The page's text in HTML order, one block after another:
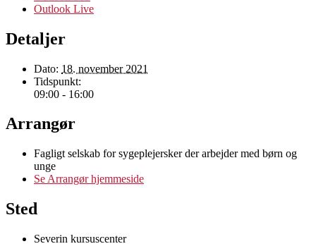
Outlook Live
Detaljer
Dato: 18. november 2021
Tidspunkt:
09:00 - 16:00
Arrangør
Fagligt selskab for sygeplejersker der arbejder med børn og
unge
Se Arrangør hjemmeside
Sted
Severin kursuscenter